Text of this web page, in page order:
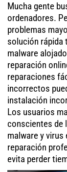
Mucha gente
ordenadores.
problemas
solución rápida
malware
reparación
reparaciones
incorrectos
instalación
Los usuarios
conscientes de
malware y
reparación
evita perder